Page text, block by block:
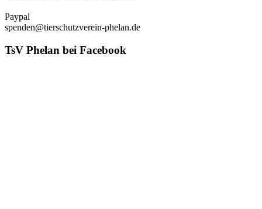
Paypal
spenden@tierschutzverein-phelan.de
TsV Phelan bei Facebook